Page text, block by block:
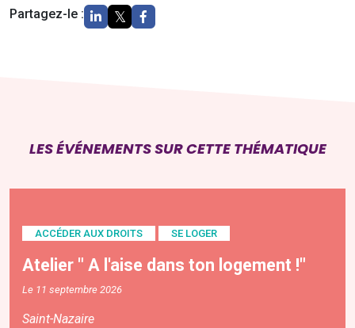
Partagez-le :
LES ÉVÉNEMENTS SUR CETTE THÉMATIQUE
ACCÉDER AUX DROITS SE LOGER
Atelier " A l'aise dans ton logement !"
Le 11 septembre 2026
Saint-Nazaire